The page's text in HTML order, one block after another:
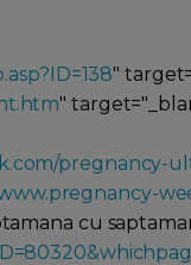
"
"
pregnancy-
cu